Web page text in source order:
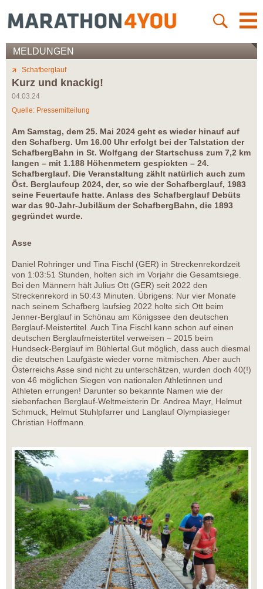
MELDUNGEN
Schafberglauf
Kurz und knackig!
04.03.24
Quelle: Pressemitteilung
Am Samstag, dem 25. Mai 2024 geht es wieder hinauf auf
den Schafberg. Um 16.00 Uhr erfolgt bei der Talstation der
SchafbergBahn in St. Wolfgang der Startschuss zum 7,2 km
langen – mit 1.188 Höhenmetern gespickten – 24.
Schafberglauf. Die Veranstaltung zählt natürlich auch zum
Öst. Berglaufcup 2024, der, so wie der Schafberglauf, 1983
seine Feuertaufe hatte. Anlass des Schafberglauf Debüts
war das 90-Jahr-Jubiläum der SchafbergBahn, die 1893
gegründet wurde.
Asse
Daniel Rohringer und Tina Fischl (GER) in Streckenrekordzeit
von 1:03:51 Stunden, holten sich im Vorjahr die Gesamtsiege.
Bei den Männern hält Julius Ott (GER) seit 2022 den
Streckenrekord in 50:43 Minuten. Übrigens: Nur vier Monate
nach seinem Schafberg laufsieg 2022 holte sich Ott beim
Jenner-Berglauf in Schönau am Königssee den deutschen
Berglauf-Meistertitel. Auch Tina Fischl kann schon auf einen
deutschen Berglaufmeistertitel verweisen – 2015 beim
Hundseck-Berglauf im Bühlertal.Gut möglich, dass auch diesmal
die deutschen Laufgäste wieder vorne mitmischen. Aber auch
Österreichs Asse sind nicht zu unterschätzen, wurden doch 40(!)
von 46 möglichen Siegen von nationalen Athletinnen und
Athleten errungen! Darunter so bekannte Namen wie der
siebenfachen Berglauf-Weltmeisterin Dr. Andrea Mayr, Helmut
Schmuck, Helmut Stuhlpfarrer und Langlauf Olympiasieger
Christian Hoffmann.